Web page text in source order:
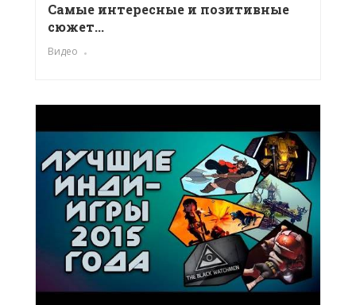
Самые интересные и позитивные
сюжет...
Видео